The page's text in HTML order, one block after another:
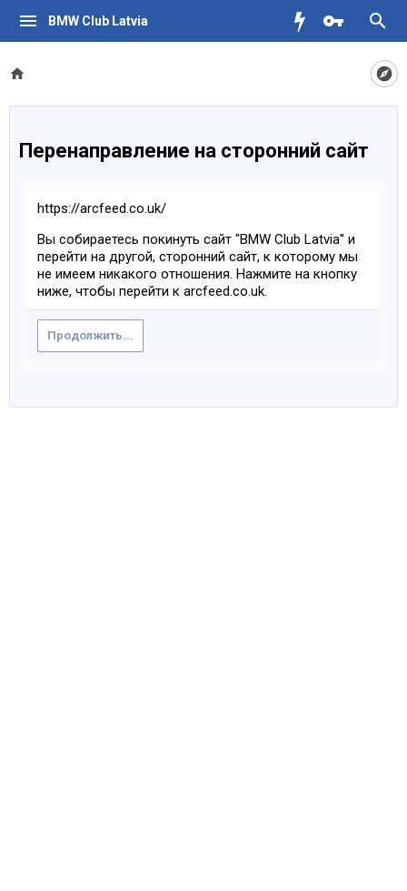
BMW Club Latvia
Перенаправление на сторонний сайт
https://arcfeed.co.uk/
Вы собираетесь покинуть сайт "BMW Club Latvia" и
перейти на другой, сторонний сайт, к которому мы
не имеем никакого отношения. Нажмите на кнопку
ниже, чтобы перейти к arcfeed.co.uk.
Продолжить...